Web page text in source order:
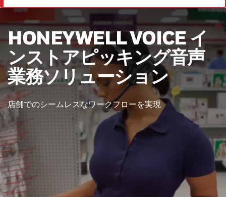
HONEYWELL VOICE イ
ンストアピッキング音声
業務ソリューション
店舗でのシームレスなワークフローを実現